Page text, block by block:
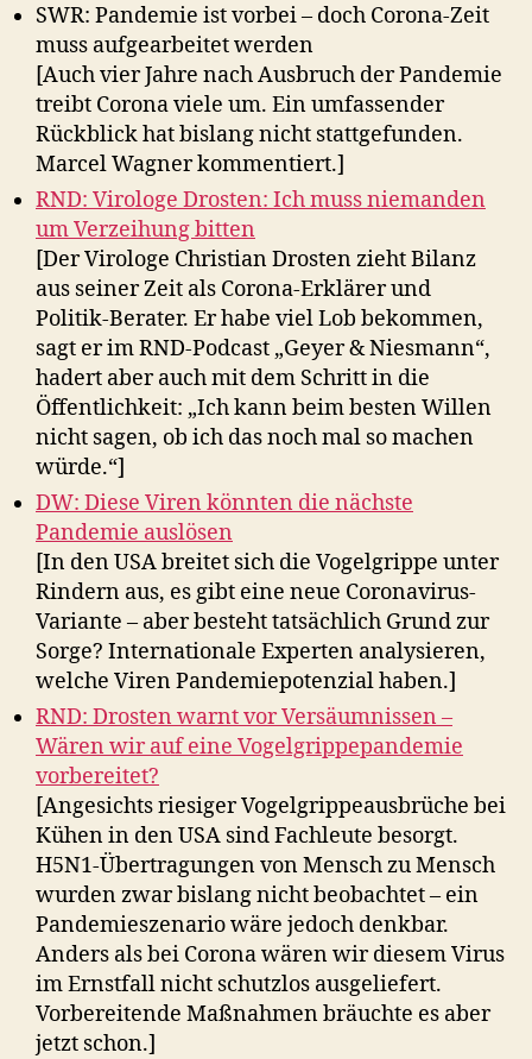
SWR: Pandemie ist vorbei – doch Corona-Zeit
muss aufgearbeitet werden
[Auch vier Jahre nach Ausbruch der Pandemie
treibt Corona viele um. Ein umfassender
Rückblick hat bislang nicht stattgefunden.
Marcel Wagner kommentiert.]
RND: Virologe Drosten: Ich muss niemanden
um Verzeihung bitten
[Der Virologe Christian Drosten zieht Bilanz
aus seiner Zeit als Corona-Erklärer und
Politik-Berater. Er habe viel Lob bekommen,
sagt er im RND-Podcast „Geyer & Niesmann“,
hadert aber auch mit dem Schritt in die
Öffentlichkeit: „Ich kann beim besten Willen
nicht sagen, ob ich das noch mal so machen
würde.“]
DW: Diese Viren könnten die nächste
Pandemie auslösen
[In den USA breitet sich die Vogelgrippe unter
Rindern aus, es gibt eine neue Coronavirus-
Variante – aber besteht tatsächlich Grund zur
Sorge? Internationale Experten analysieren,
welche Viren Pandemiepotenzial haben.]
RND: Drosten warnt vor Versäumnissen –
Wären wir auf eine Vogelgrippepandemie
vorbereitet?
[Angesichts riesiger Vogelgrippeausbrüche bei
Kühen in den USA sind Fachleute besorgt.
H5N1-Übertragungen von Mensch zu Mensch
wurden zwar bislang nicht beobachtet – ein
Pandemieszenario wäre jedoch denkbar.
Anders als bei Corona wären wir diesem Virus
im Ernstfall nicht schutzlos ausgeliefert.
Vorbereitende Maßnahmen bräuchte es aber
jetzt schon.]